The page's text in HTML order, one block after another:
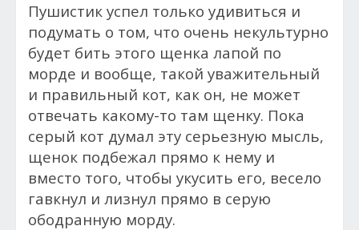
Пушистик успел только удивиться и
подумать о том, что очень некультурно
будет бить этого щенка лапой по
морде и вообще, такой уважительный
и правильный кот, как он, не может
отвечать какому-то там щенку. Пока
серый кот думал эту серьезную мысль,
щенок подбежал прямо к нему и
вместо того, чтобы укусить его, весело
гавкнул и лизнул прямо в серую
ободранную морду.